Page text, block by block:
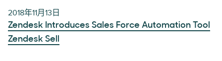
2018年11月13日
Zendesk Introduces Sales Force Automation Tool
Zendesk Sell